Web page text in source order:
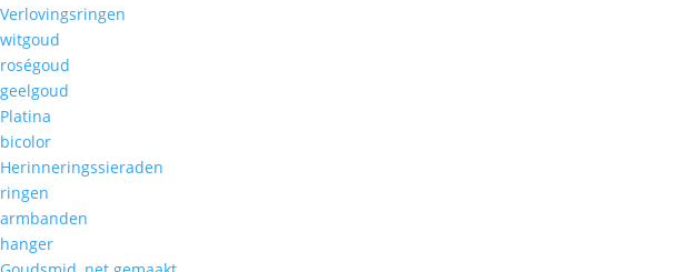
Verlovingsringen
witgoud
roségoud
geelgoud
Platina
bicolor
Herinneringssieraden
ringen
armbanden
hanger